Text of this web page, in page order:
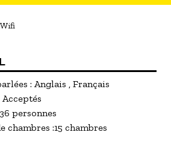
: Anglais
Français
Acceptés
36 personnes
chambres :15 chambres